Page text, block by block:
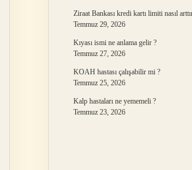
Ziraat Bankası kredi kartı limiti nasıl
Temmuz 29, 2026
Kıyası ismi ne anlama gelir ?
Temmuz 27, 2026
KOAH hastası çalışabilir mi ?
Temmuz 25, 2026
Kalp hastaları ne yememeli ?
Temmuz 23, 2026